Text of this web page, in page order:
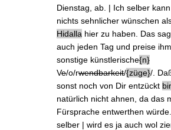
Dienstag , ab. | Ich selber
nichts sehnlicher wünschen
Hidalla hier zu haben . Das
auch jeden Tag und preise
sonstige künstlerische n
Ve/o/rwendbarkeit/ züge /.
sonst noch von Dir entzückt
natürlich nicht ahnen, da das
Fürsprache entwerthen
selber | wird es ja auch wol